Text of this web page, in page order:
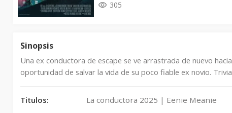
305
Sinopsis
Una ex conductora de escape se ve arrastrada de nuevo
oportunidad de salvar la vida de su poco fiable ex novio.
Titulos: La conductora 2025 | Eenie Meanie